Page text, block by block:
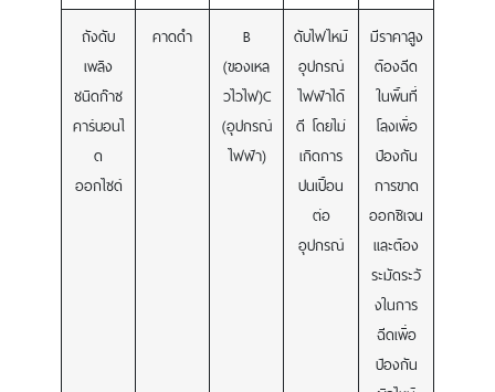
ถังดับ
เพลิง
ชนิดก๊าซ
คาร์บอนไ
ด
ออกไซด์
คาดดำ
B
(ของเหล
วไวไฟ)C
(อุปกรณ์
ไฟฟ้า)
ดับไฟไหม้
อุปกรณ์
ไฟฟ้าได้
ดี โดยไม่
เกิดการ
ปนเปื้อน
ต่อ
อุปกรณ์
มีราคาสูง
ต้องฉีด
ในพื้นที่
โลงเพื่อ
ป้องกัน
การขาด
ออกซิเจน
และต้อง
ระมัดระวั
งในการ
ฉีดเพื่อ
ป้องกัน